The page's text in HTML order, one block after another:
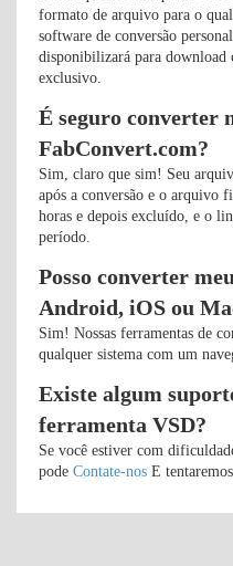
formato de arquivo para o
software de conversão
disponibilizará para
exclusivo.
É seguro converter
FabConvert.com?
Sim, claro que sim! Seu
após a conversão e o arquivo
horas e depois excluído, e o
período.
Posso converter
Android, iOS ou
Sim! Nossas ferramentas de
qualquer sistema com um
Existe algum
ferramenta VSD?
Se você estiver com
pode Contate-nos E